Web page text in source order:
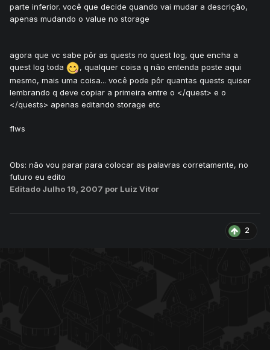
parte inferior. você que decide quando vai mudar a descrição,
apenas mudando o value no storage
agora que vc sabe pôr as quests no quest log, que encha a
quest log toda
, qualquer coisa q não entenda poste aqui
mesmo, mais uma coisa... você pode pôr quantas quests quiser
lembrando q deve copiar a primeira entre o </quest> e o
</quests> apenas editando storage etc
flws
Obs: não vou parar para colocar as palavras corretamente, no
futuro eu edito
Editado Julho 19, 2007 por Luiz Vitor
2